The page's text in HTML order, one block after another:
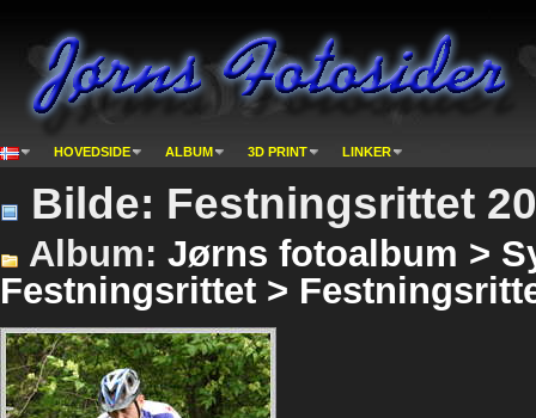
HOVEDSIDE ALBUM 3D PRINT LINKER
Bilde: Festningsrittet
Album: Jørns fotoalbum >
Festningsrittet >